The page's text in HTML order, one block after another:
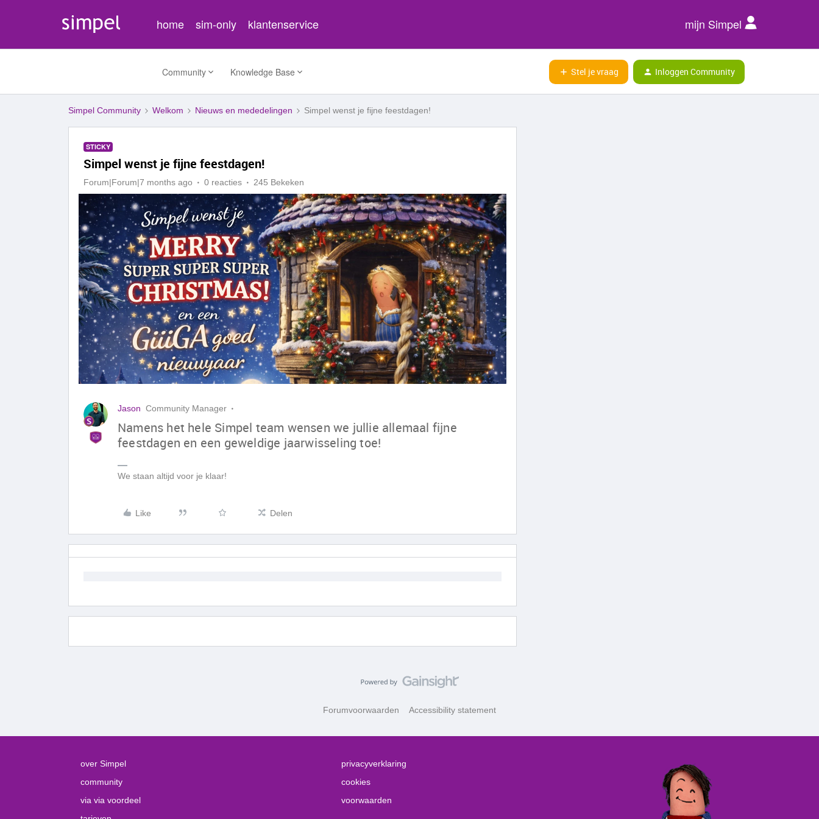
home sim-only klantenservice mijn Simpel
Community Knowledge Base Stel je vraag Inloggen Community
Simpel Community Welkom Nieuws en mededelingen Simpel wenst je fijne feestdagen!
STICKY
Simpel wenst je fijne feestdagen!
Forum|Forum|7 months ago 0 reacties 245 Bekeken
Jason Community Manager
Namens het hele Simpel team wensen we jullie allemaal fijne
feestdagen en een geweldige jaarwisseling toe!
We staan altijd voor je klaar!
Like Delen
Forumvoorwaarden Accessibility statement
over Simpel
community
via via voordeel
privacyverklaring
cookies
voorwaarden